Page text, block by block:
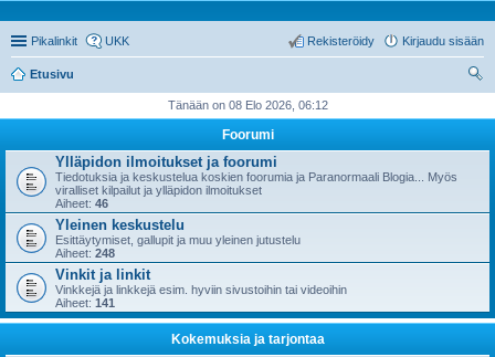
Pikalinkit UKK Kirjaudu sisään
Rekisteröidy
Etusivu
Tänään on 08 Elo 2026, 06:12
Foorumi
Ylläpidon ilmoitukset ja foorumi
Tiedotuksia ja keskustelua koskien foorumia ja Paranormaali Blogia... Myös
viralliset kilpailut ja ylläpidon ilmoitukset
Aiheet: 46
Yleinen keskustelu
Esittäytymiset, gallupit ja muu yleinen jutustelu
Aiheet: 248
Vinkit ja linkit
Vinkkejä ja linkkejä esim. hyviin sivustoihin tai videoihin
Aiheet: 141
Kokemuksia ja tarjontaa